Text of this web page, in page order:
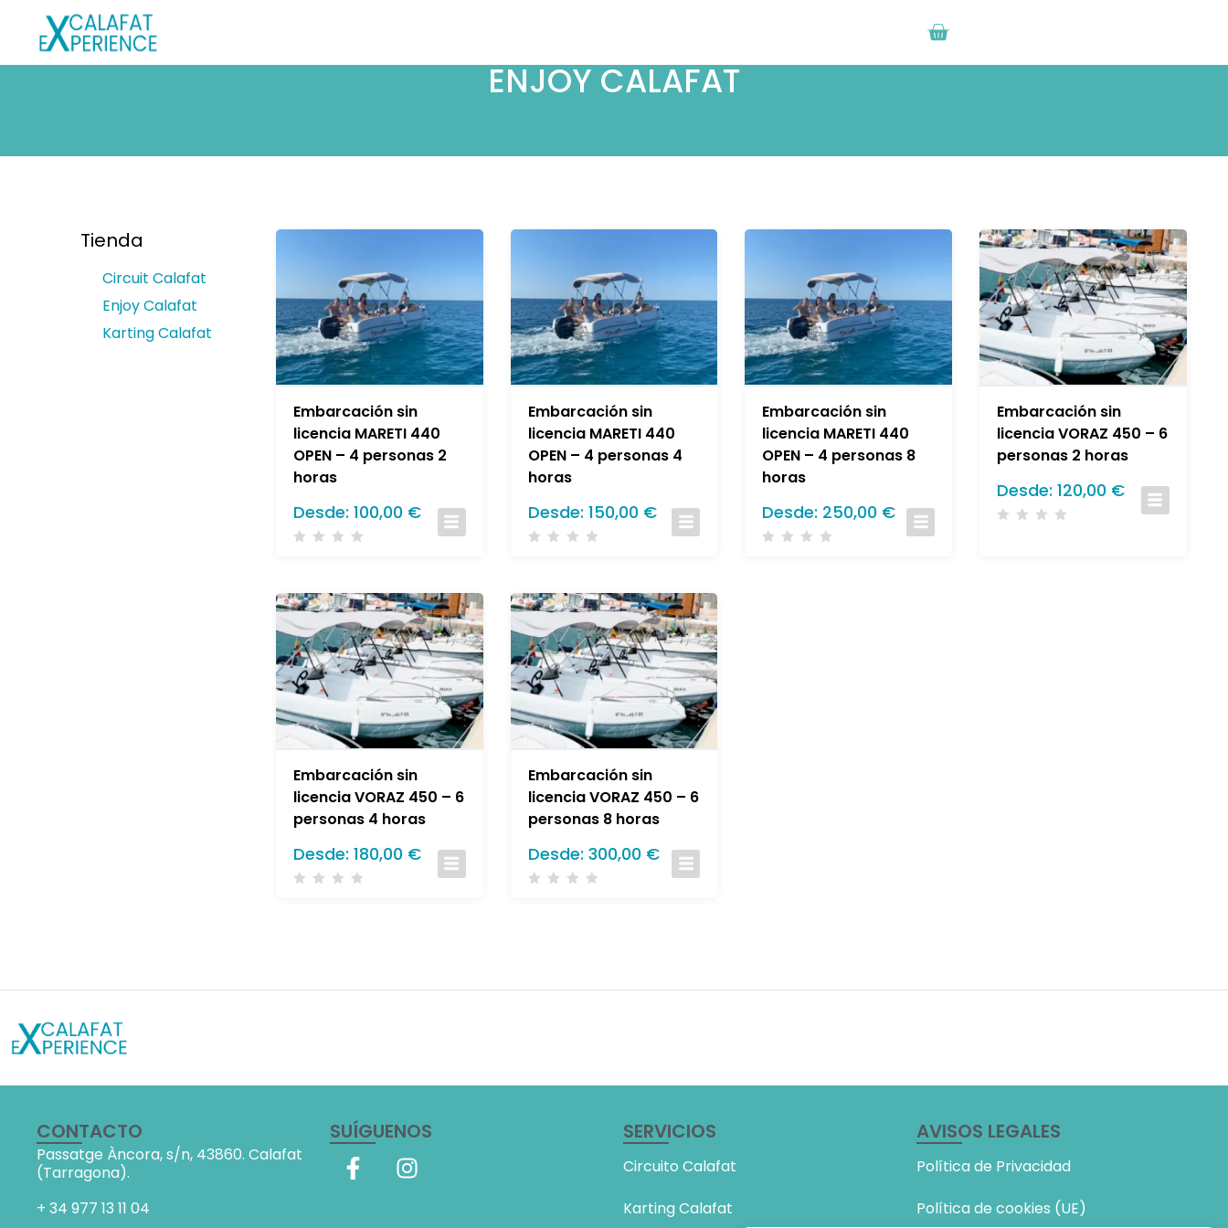
ENJOY CALAFAT
Tienda
Circuit Calafat
Enjoy Calafat
Karting Calafat
Embarcación sin
licencia MARETI 440
OPEN – 4 personas 2
horas
Desde: 100,00 €
Embarcación sin
licencia MARETI 440
OPEN – 4 personas 4
horas
Desde: 150,00 €
Embarcación sin
licencia MARETI 440
OPEN – 4 personas 8
horas
Desde: 250,00 €
Embarcación sin
licencia VORAZ 450 – 6
personas 2 horas
Desde:120,00 €
Embarcación sin
licencia VORAZ 450 – 6
personas 4 horas
Desde: 180,00 €
Embarcación sin
licencia VORAZ 450 – 6
personas 8 horas
Desde: 300,00 €
CONTACTO
Passatge Àncora, s/n, 43860. Calafat
(Tarragona).
+ 34 977 13 11 04
SUÍGUENOS SERVICIOS
Circuito Calafat
Karting Calafat
AVISOS LEGALES
Política de Privacidad
Política de cookies (UE)